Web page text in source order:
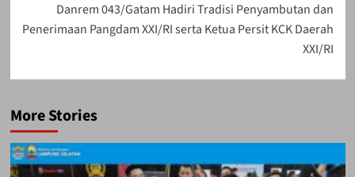
Danrem 043/Gatam Hadiri Tradisi Penyambutan dan
Penerimaan Pangdam XXI/RI serta Ketua Persit KCK Daerah
XXI/RI
More Stories